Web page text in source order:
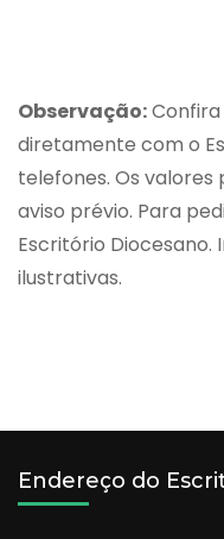
Observação:
diretamente com o
telefones. Os
aviso prévio. Para
Escritório
ilustrativas.
Endereço do